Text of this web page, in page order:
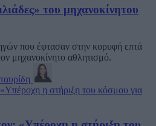
του μηχανοκίνητου
που έφτασαν στην κορυφή επτά
μηχανοκίνητο αθλητισμό.